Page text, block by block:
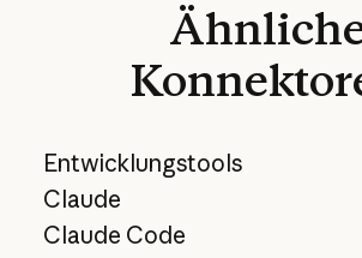
Entwicklungstools
Claude
Claude Code